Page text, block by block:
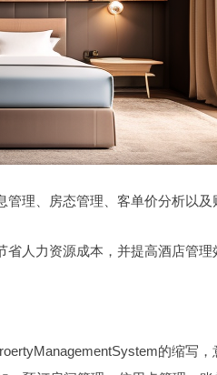
理、房态管理、客单价分析以及
人力资源成本，并提高酒店管理
的缩写